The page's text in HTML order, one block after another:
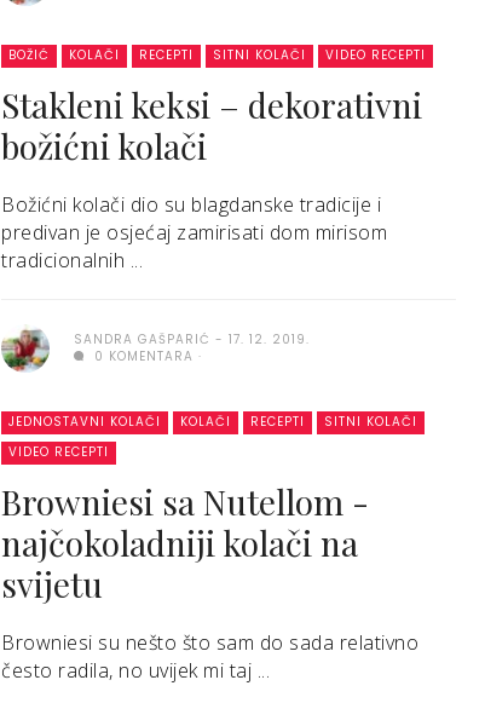
BOŽIĆ KOLAČI RECEPTI SITNI KOLAČI VIDEO RECEPTI
Stakleni keksi – dekorativni
božićni kolači
Božićni kolači dio su blagdanske tradicije i
predivan je osjećaj zamirisati dom mirisom
tradicionalnih ...
SANDRA GAŠPARIĆ
17. 12. 2019.
0 KOMENTARA
JEDNOSTAVNI KOLAČI KOLAČI RECEPTI
SITNI KOLAČI
VIDEO RECEPTI
Browniesi sa Nutellom -
najčokoladniji kolači na
svijetu
Browniesi su nešto što sam do sada relativno
često radila, no uvijek mi taj ...